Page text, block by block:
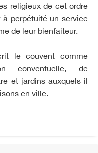
religieux de cet ordre
à perpétuité un service
de leur bienfaiteur.
le couvent comme
conventuelle, de
et jardins auxquels il
en ville.